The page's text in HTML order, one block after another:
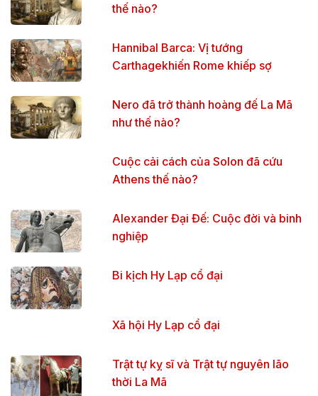
thế nào?
Hannibal Barca: Vị tướng
Carthagekhiến Rome khiếp sợ
Nero đã trở thành hoàng đế La Mã
như thế nào?
Cuộc cải cách của Solon đã cứu
Athens thế nào?
Alexander Đại Đế: Cuộc đời và binh
nghiệp
Bi kịch Hy Lạp cổ đại
Xã hội Hy Lạp cổ đại
Trật tự kỵ sĩ và Trật tự nguyên lão
thời La Mã